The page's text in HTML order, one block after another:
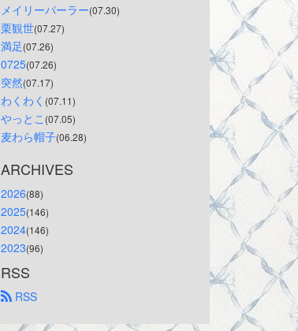
メイリーパーラー(07.30)
栗観世(07.27)
満足(07.26)
0725(07.26)
突然(07.17)
わくわく (07.11)
やっとこ (07.05)
麦わら帽子(06.28)
ARCHIVES
2026(88)
2025(146)
2024(146)
2023(96)
RSS
RSS